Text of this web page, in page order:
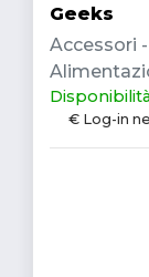
Geeks
Accessori
€ Log-in